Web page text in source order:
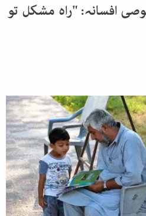
افسانہ: "راہ مشکل تو